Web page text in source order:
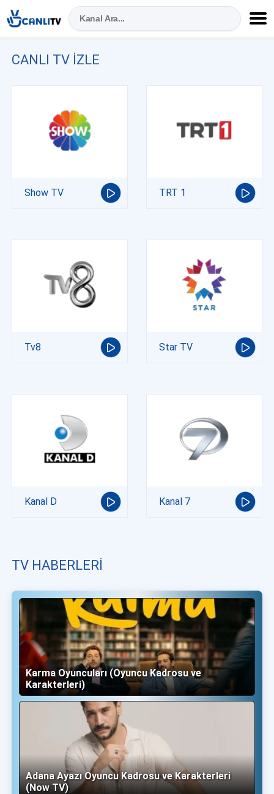
CANLI TV IZLE
Show TV TRT 1
Tv8 Star TV
Kanal D Kanal 7
TV HABERLERI
Karma Oyuncuları (Oyuncu Kadrosu ve
Karakterleri)
Adana Ayazı Oyuncu Kadrosu ve Karakterleri
(Now TV)